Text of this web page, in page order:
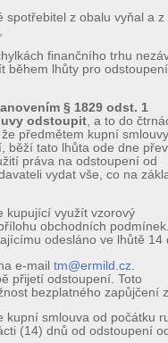
spotřebitel z obalu vyňal a z
finančního trhu
během lhůty pro
§ 1829 odst. 1
odstoupit, a to do
předmětem kupní
běží tato lhůta ode dne
práva na odstoupení od
vydat vše, co na
kupující využít vzorový
obchodních podmínek.
odesláno ve lhůtě 14
e-mail tm@ermild.cz
přijetí odstoupení. Toto
bezplatného zapůjčení
smlouva od počátku
(14) dnů od odstoupení od